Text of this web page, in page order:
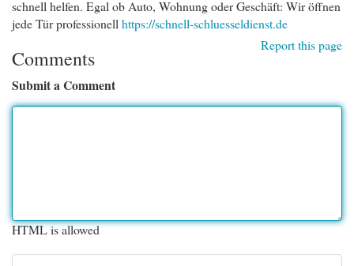
schnell helfen. Egal ob Auto, Wohnung oder Geschäft: Wir öffnen
jede Tür professionell https://schnell-schluesseldienst.de
Report this page
Comments
Submit a Comment
HTML is allowed